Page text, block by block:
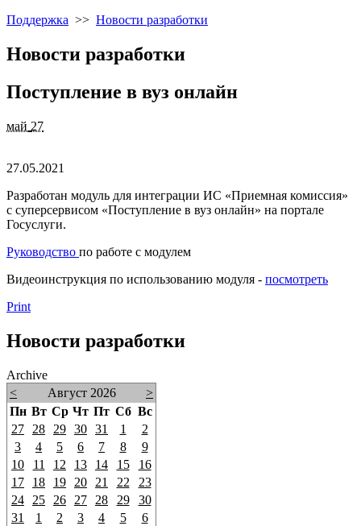
Поддержка >> Новости разработки
Новости разработки
Поступление в вуз онлайн
май 27
27.05.2021
Разработан модуль для интеграции ИС «Приемная комиссия»
с суперсервисом «Поступление в вуз онлайн» на портале
Госуслуги.
Руководство по работе с модулем
Видеоинструкция по использованию модуля - посмотреть
Print
Новости разработки
Archive
<
Август 2026
>
Пн Вт Ср Чт Пт Сб Вс
27
28 29 30 31 1
2
3
4 5 6 7 8
9
10
11 12 13 14 15
16
17
18 19 20 21 22
23
24
25 26 27 28 29
30
31
1 2 3 4 5
6